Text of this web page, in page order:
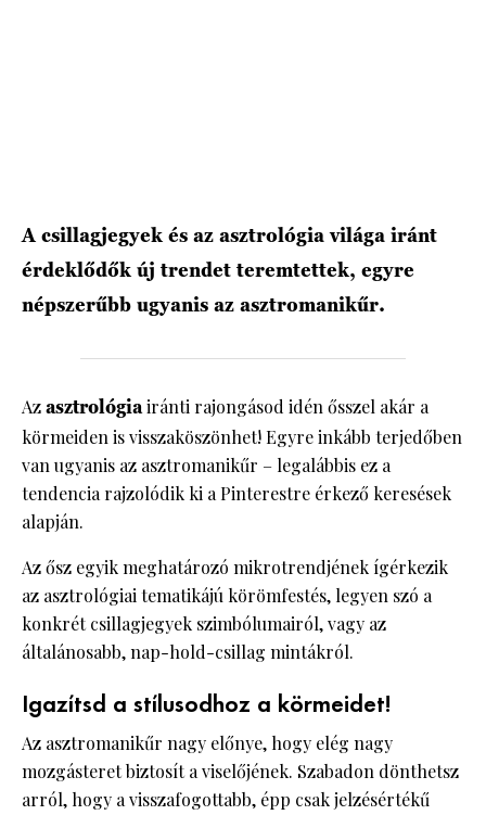
A csillagjegyek és az asztrológia világa iránt
érdeklődők új trendet teremtettek, egyre
népszerűbb ugyanis az asztromanikűr.
Azasztrológiairánti rajongásod idén ősszel akár a
körmeiden is visszaköszönhet! Egyre inkább terjedőben
van ugyanis az asztromanikűr – legalábbis ez a
tendencia rajzolódik ki a Pinterestre érkező keresések
alapján.
Az ősz egyik meghatározó mikrotrendjének ígérkezik
az asztrológiai tematikájú körömfestés, legyen szó a
konkrét csillagjegyek szimbólumairól, vagy az
általánosabb, nap-hold-csillag mintákról.
Igazítsd a stílusodhoz a körmeidet!
Az asztromanikűr nagy előnye, hogy elég nagy
mozgásteret biztosít a viselőjének. Szabadon dönthetsz
arról, hogy a visszafogottabb, épp csak jelzésértékű